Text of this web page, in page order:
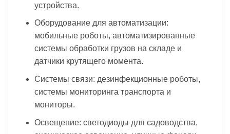
устройства.
Оборудование для автоматизации:
мобильные роботы, автоматизированные
системы обработки грузов на складе и
датчики крутящего момента.
Системы связи: дезинфекционные роботы,
системы мониторинга транспорта и
мониторы.
Освещение: светодиоды для садоводства,